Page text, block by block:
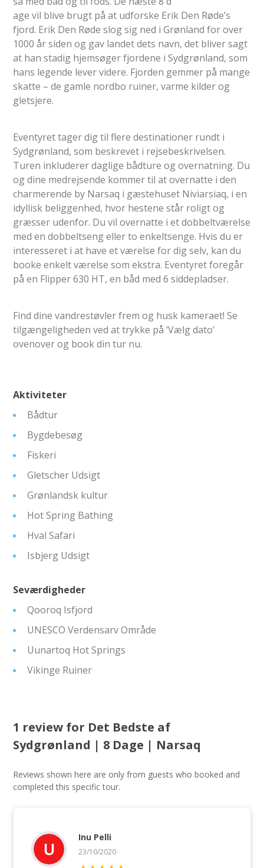
age vil blive brugt på at udforske Erik Den Røde’s
fjord. Erik Den Røde slog sig ned i Grønland for over
1000 år siden og gav landet dets navn, det bliver sagt
at han stadig hjemsøger fjordene i Sydgrønland, som
hans legende lever videre. Fjorden gemmer på mange
skatte – de gamle nordbo ruiner, varme kilder og
gletsjere.
Eventyret tager dig til flere destinationer rundt i
Sydgrønland, som beskrevet i rejsebeskrivelsen.
Turen inkluderer daglige bådture og overnatning. Du
og dine medrejsende kommer til at overnatte i den
charmerende by Narsaq i gæstehuset Niviarsiaq, i en
idyllisk beliggenhed, hvor hestene står roligt og
græsser udenfor. Du vil overnatte i et dobbeltværelse
med en dobbeltseng eller to enkeltsenge. Hvis du er
interesseret i at have et værelse for dig selv, kan du
booke enkelt værelse som ekstra. Eventyret foregår
på en Flipper 630 HT, en båd med 6 siddepladser.
Find dine vandrestøvler frem og husk kameraet! Se
tilgængeligheden ved at trykke på ‘Vælg dato’
ovenover og book din tur nu.
Aktiviteter
Bådtur
Bygdebesøg
Fiskeri
Gletscher Udsigt
Grønlandsk kultur
Hot Spring Bathing
Hval Safari
Isbjerg Udsigt
Seværdigheder
Qooroq Isfjord
UNESCO Verdensarv Område
Uunartoq Hot Springs
Vikinge Ruiner
1 review for Det Bedste af
Sydgrønland | 8 Dage | Narsaq
Reviews shown here are only from guests who booked and
completed this specific tour.
Inu Pelli
23/10/2020